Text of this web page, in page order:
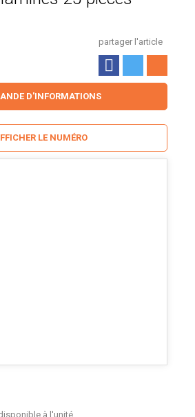
à l'unité
partager l'article
D'INFORMATIONS
LE NUMÉRO